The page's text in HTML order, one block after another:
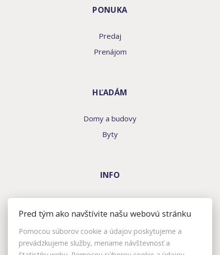
PONUKA
Predaj
Prenájom
HĽADÁM
Domy a budovy
Byty
INFO
Makléri
Napíšte nám
Kontakt
Nastavenie cookies
Pred tým ako navštívite našu webovú stránku
Pomocou súborov cookie a údajov poskytujeme a
prevádzkujeme služby, meriame návštevnosť a